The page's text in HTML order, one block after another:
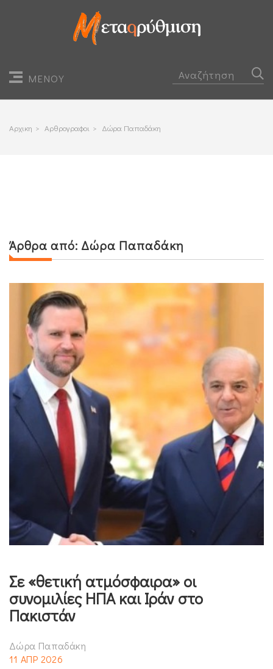
ΜΕΝΟΥ
Αρχικη > Αρθρογραφοι > Δώρα Παπαδάκη
Άρθρα από: Δώρα Παπαδάκη
Σε «θετική ατμόσφαιρα» οι
συνομιλίες ΗΠΑ και Ιράν στο
Πακιστάν
Δώρα Παπαδάκη
11 ΑΠΡ 2026